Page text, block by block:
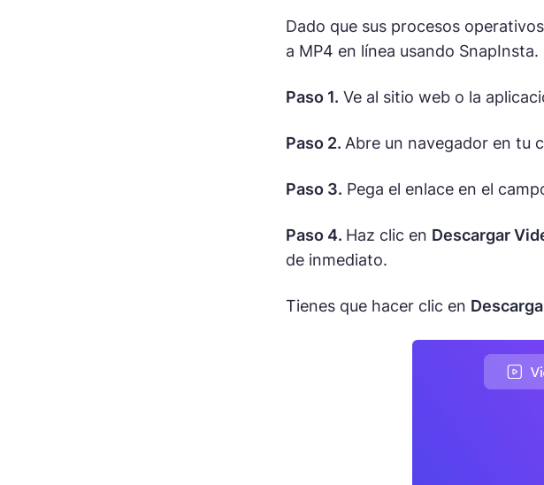
Dado que sus procesos
a MP4 en línea usando SnapInsta.
Paso 1. Ve al sitio web o la
Paso 2. Abre un navegador en tu
Paso 3. Pega el enlace en el
Paso 4. Haz clic en Descargar
de inmediato.
Tienes que hacer clic en